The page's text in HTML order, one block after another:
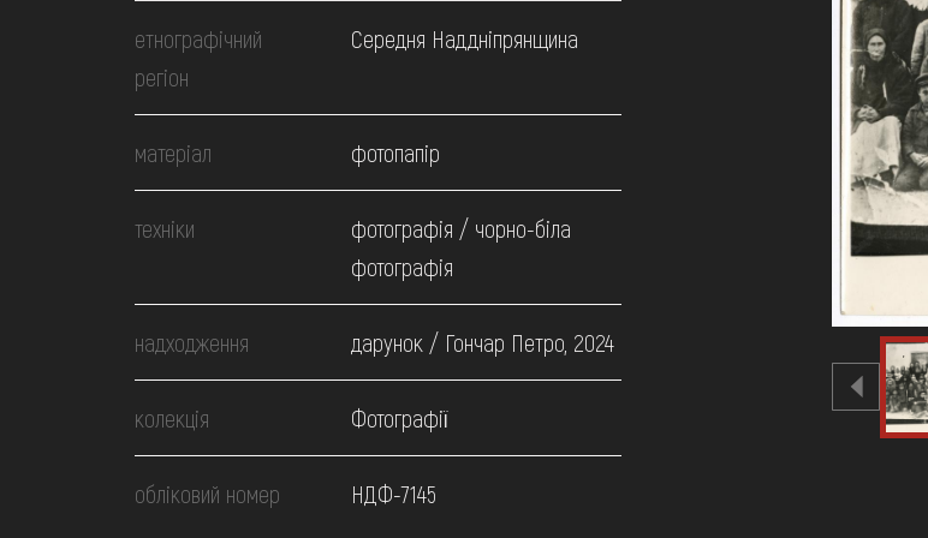
НАВЧИТИСЯ
ПОСЛУГИ
етнографічний
регіон
Середня Наддніпрянщина
матеріал фотопапір
техніки
фотографія / чорно-біла
фотографія
надходження дарунок / Гончар Петро, 2024
колекція Фотографії
обліковий номер НДФ-7145